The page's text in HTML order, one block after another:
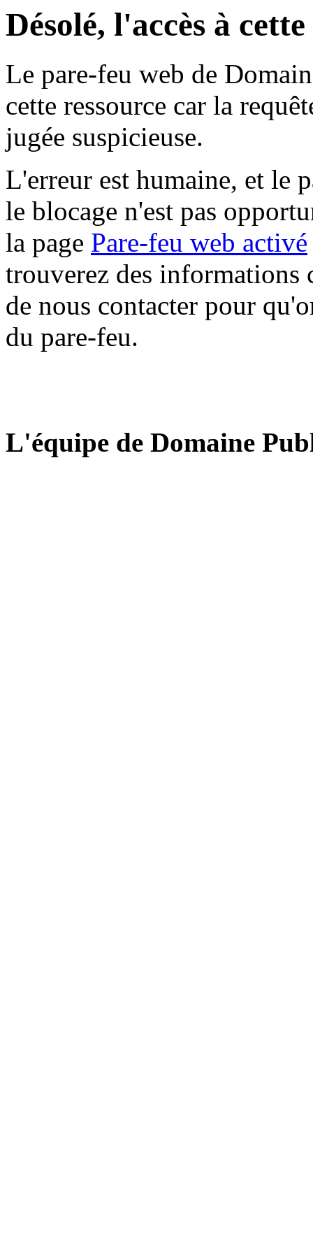
Désolé, l'accès à
Le pare-feu web de
cette ressource car la
jugée suspicieuse.
L'erreur est humaine, et le
le blocage n'est pas
la page Pare-feu web activé
trouverez des informations
de nous contacter pour
du pare-feu.
L'équipe de Domaine